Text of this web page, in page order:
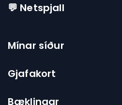
💬 Netspjall
Mínar síður
Gjafakort
Bæklingar